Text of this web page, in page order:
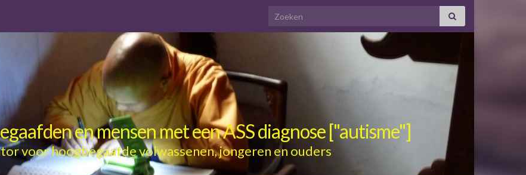
Search for:
en mensen met een ASS diagnose ["autisme"]
voor hoogbegaafde volwassenen, jongeren en ouders